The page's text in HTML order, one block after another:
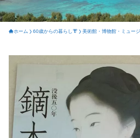
ホーム 60歳からの暮らし👘 美術館・博物館・ミュー